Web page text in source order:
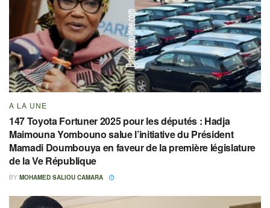
A LA UNE
147 Toyota Fortuner 2025 pour les députés : Hadja
Maimouna Yombouno salue l’initiative du Président
Mamadi Doumbouya en faveur de la première législature
de la Ve République
BY MOHAMED SALIOU CAMARA